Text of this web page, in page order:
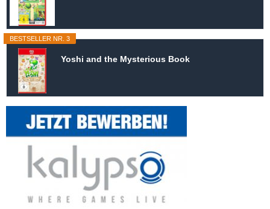
BESTSELLER NR. 3
Yoshi and the Mysterious Book